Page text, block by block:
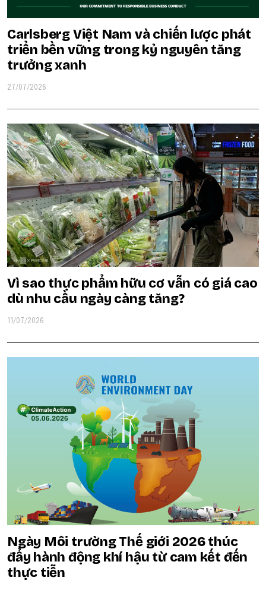
Carlsberg Việt Nam và chiến lược phát
triển bền vững trong kỷ nguyên tăng
trưởng xanh
27/07/2026
Vì sao thực phẩm hữu cơ vẫn có giá cao
dù nhu cầu ngày càng tăng?
11/07/2026
Ngày Môi trường Thế giới 2026 thúc
đẩy hành động khí hậu từ cam kết đến
thực tiễn